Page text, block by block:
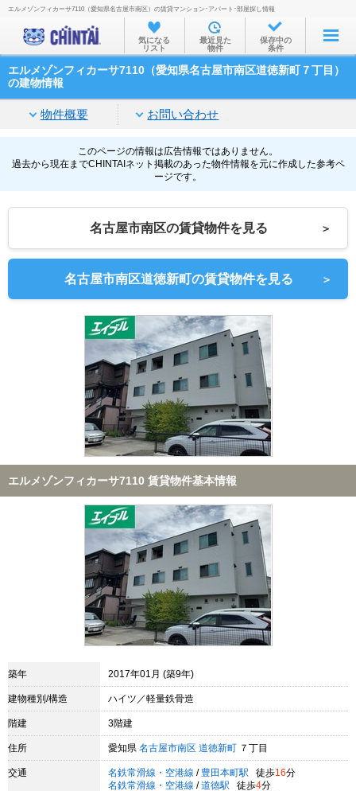
お部屋を探す
沿線・駅から
家賃相場から
物件特集から
TOP
エルメゾンフィカーサ7110（愛知県名古屋市南区）の賃貸マンション･アパート･部屋探し情報
気になる
リスト
最近見た
物件
保存中の
条件
エルメゾンフィカーサ7110（愛知県名古屋市南区道徳新町７丁目）
の建物情報
物件概要 お問い合わせ
このページの情報は広告情報ではありません。
過去から現在までCHINTAIネット掲載のあった物件情報を元に作成した参考ペ
ージです。
名古屋市南区の賃貸物件を見る ＞
名古屋市南区道徳新町の賃貸物件を見る ＞
エルメゾンフィカーサ7110 賃貸物件基本情報
築年 2017年01月 (築9年)
建物種別/構造 ハイツ／軽量鉄骨造
階建 3階建
住所 愛知県 名古屋市南区 道徳新町 ７丁目
交通 名鉄常滑線・空港線 / 豊田本町駅 徒歩16分
名鉄常滑線・空港線 / 道徳駅 徒歩4分